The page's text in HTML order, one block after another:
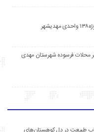
محلات فرسوده شهرستان مهدی
ناب طبیعت در دل کوهستان‌های